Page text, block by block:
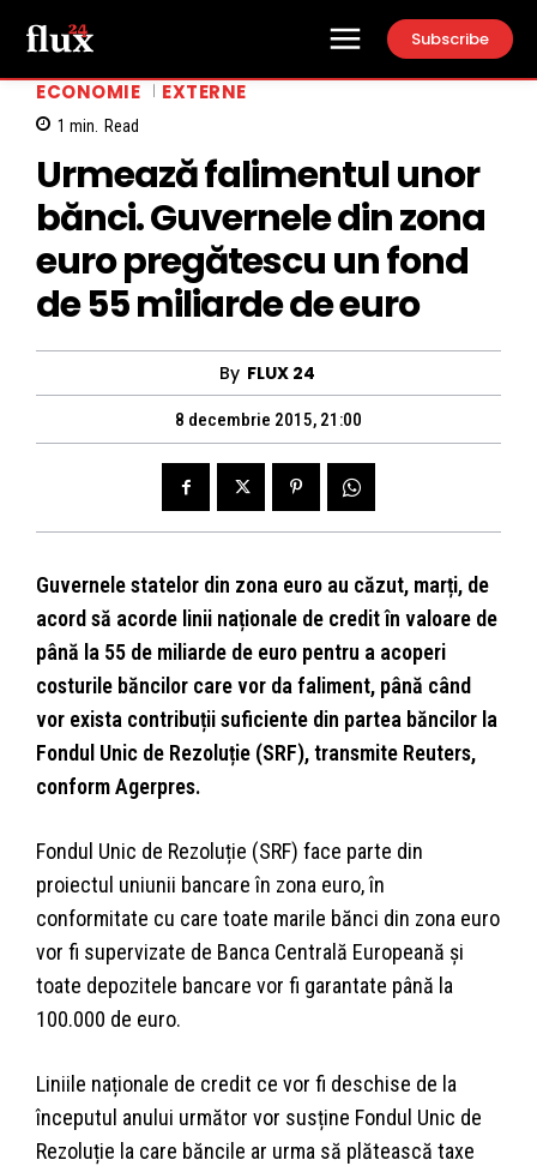
Subscribe
ECONOMIE EXTERNE
1 min. Read
Urmează falimentul unor
bănci. Guvernele din zona
euro pregătescu un fond
de 55 miliarde de euro
By FLUX 24
8 decembrie 2015, 21:00
Guvernele statelor din zona euro au căzut, marți, de
acord să acorde linii naționale de credit în valoare de
până la 55 de miliarde de euro pentru a acoperi
costurile băncilor care vor da faliment, până când
vor exista contribuții suficiente din partea băncilor la
Fondul Unic de Rezoluție (SRF), transmite Reuters,
conform Agerpres.
Fondul Unic de Rezoluție (SRF) face parte din
proiectul uniunii bancare în zona euro, în
conformitate cu care toate marile bănci din zona euro
vor fi supervizate de Banca Centrală Europeană și
toate depozitele bancare vor fi garantate până la
100.000 de euro.
Liniile naționale de credit ce vor fi deschise de la
începutul anului următor vor susține Fondul Unic de
Rezoluție la care băncile ar urma să plătească taxe